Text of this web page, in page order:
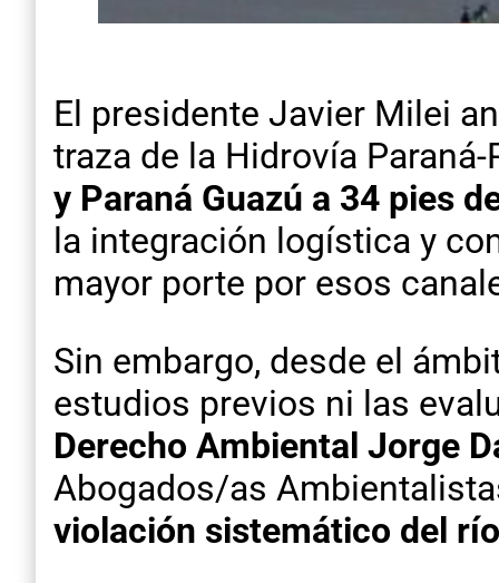
El presidente Javier Milei
traza de la Hidrovía
y Paraná Guazú a 34 pies
la integración logística y
mayor porte por esos
Sin embargo, desde el
estudios previos ni las
Derecho Ambiental Jorge
Abogados/as
violación sistemático del